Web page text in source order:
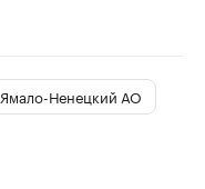
Ямало-Ненецкий АО